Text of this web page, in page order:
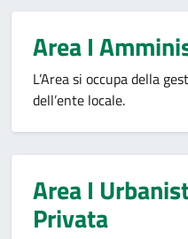
Area I
L’Area si occupa della
dell’ente locale.
Area I
Privata